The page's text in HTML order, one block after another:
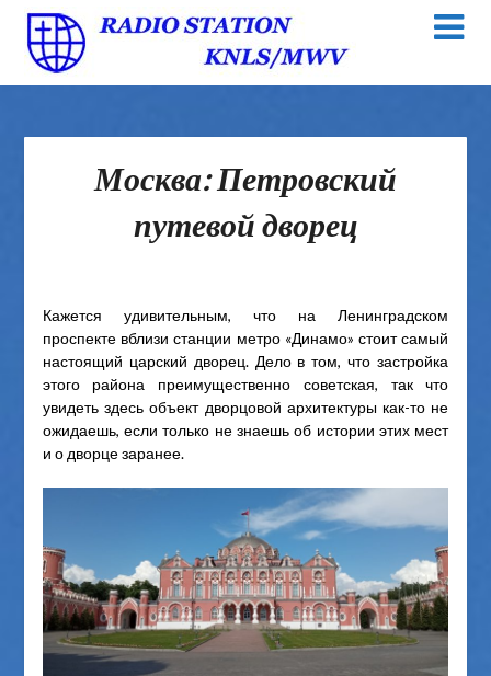
Москва: Петровский
путевой дворец
Кажется удивительным, что на Ленинградском
проспекте вблизи станции метро «Динамо» стоит самый
настоящий царский дворец. Дело в том, что застройка
этого района преимущественно советская, так что
увидеть здесь объект дворцовой архитектуры как-то не
ожидаешь, если только не знаешь об истории этих мест
и о дворце заранее.